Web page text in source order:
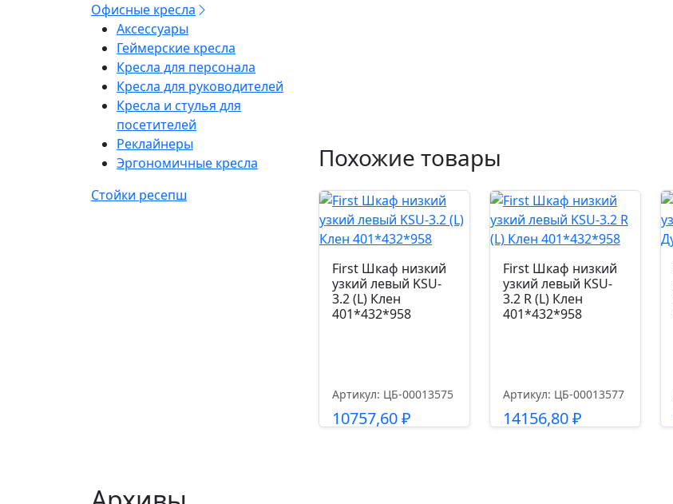
Офисные кресла
Аксессуары
Геймерские кресла
Кресла для персонала
Кресла для руководителей
Кресла и стулья для
посетителей
Реклайнеры
Эргономичные кресла
Стойки ресепш
Похожие товары
First Шкаф низкий
узкий левый KSU-
3.2 (L) Клен
401*432*958
Артикул: ЦБ-00013575
10757,60₽
First Шкаф низкий
узкий левый KSU-
3.2 R (L) Клен
401*432*958
Артикул: ЦБ-00013577
14156,80₽